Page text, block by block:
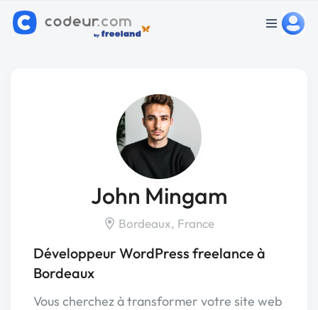
John Mingam
Bordeaux, France
Développeur WordPress freelance à
Bordeaux
Vous cherchez à transformer votre site web